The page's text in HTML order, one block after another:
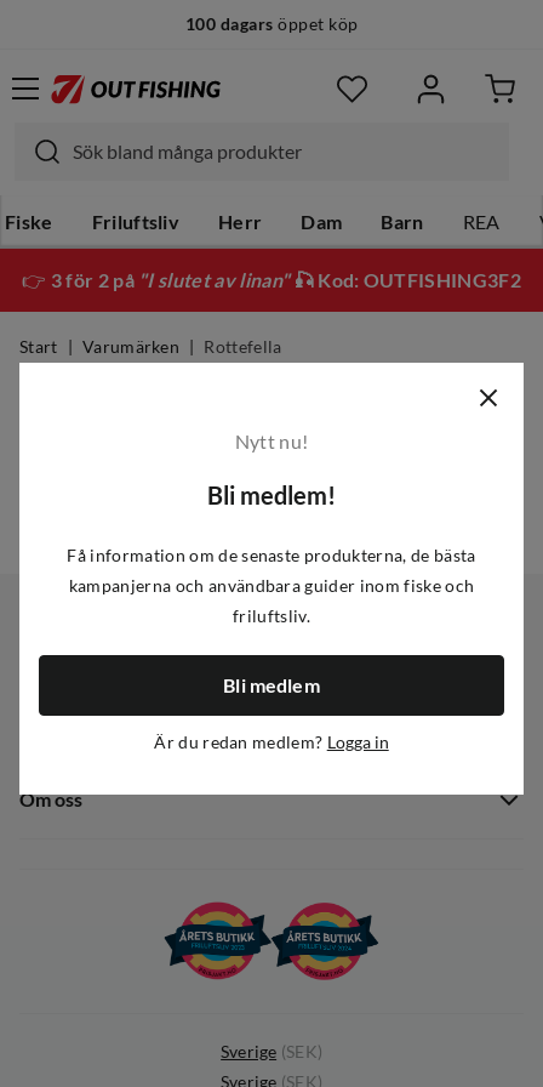
100 dagars öppet köp
Fiske Friluftsliv Herr Dam Barn REA
👉 3 för 2 på "I slutet av linan"🎣 Kod: OUTFISHING3F2
Start Varumärken Rottefella
Dataskyddspolicy
Sortiment
Om oss
Sverige (SEK)
Sverige (SEK)
Nytt nu!
Bli medlem!
Få information om de senaste produkterna, de bästa
kampanjerna och användbara guider inom fiske och
friluftsliv.
Bli medlem
Är du redan medlem? Logga in